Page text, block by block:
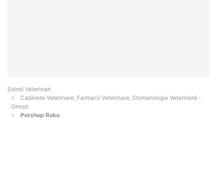
Șoimii Veterinari
Cabinete Veterinare, Farmacii Veterinare, Stomatologie Veterinară -
Oneşti
Petshop Roko